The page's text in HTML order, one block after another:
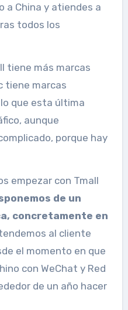
a China y atiendes a
todos los
tiene más marcas
tiene marcas
que esta última
aunque
porque hay
empezar con Tmall
de un
concretamente en
al cliente
el momento en que
con WeChat y Red
de un año hacer